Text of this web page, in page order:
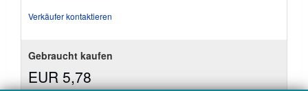
Verkäufer kontaktieren
Gebraucht kaufen
EUR 5,78